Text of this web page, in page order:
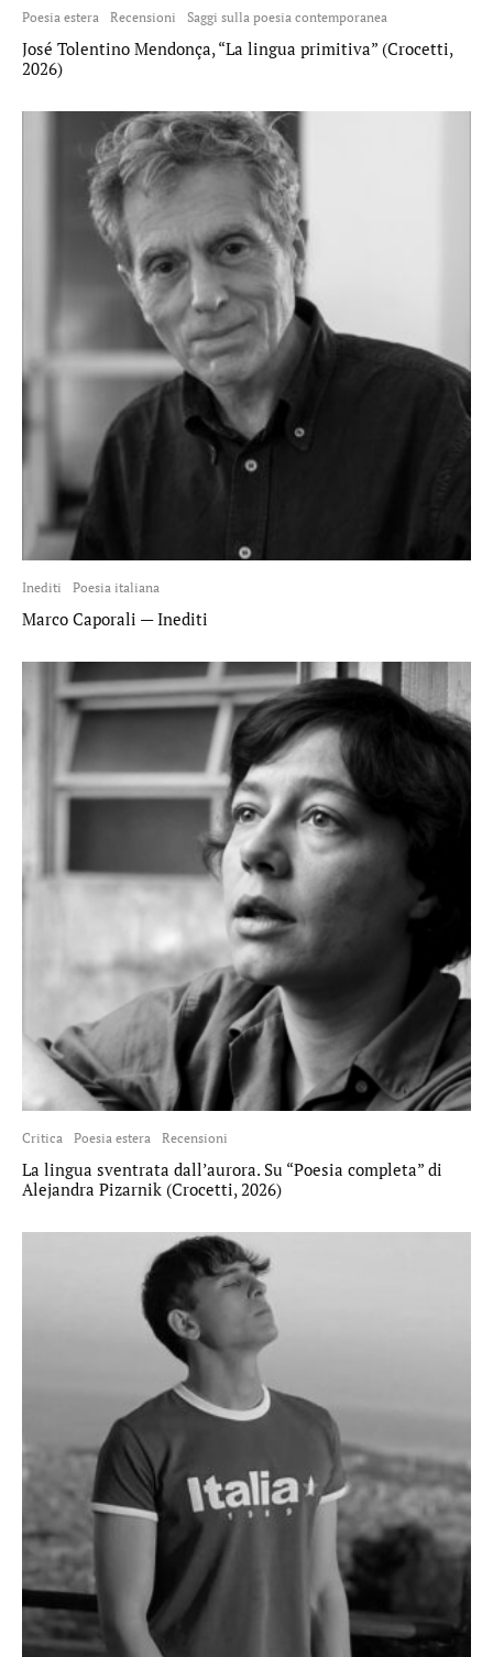
Poesia estera Recensioni Saggi sulla poesia contemporanea
José Tolentino Mendonça, “La lingua primitiva” (Crocetti,
2026)
Inediti Poesia italiana
Marco Caporali — Inediti
Critica Poesia estera Recensioni
La lingua sventrata dall’aurora. Su “Poesia completa” di
Alejandra Pizarnik (Crocetti, 2026)